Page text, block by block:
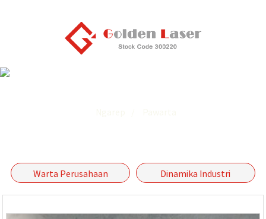
Warta Perusahaan Dinamika Industri